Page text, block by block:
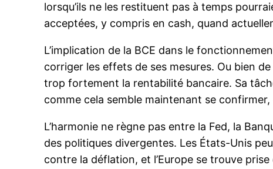
lorsqu’ils ne les restituent pas à temps
acceptées, y compris en cash, quand
L’implication de la BCE dans le
corriger les effets de ses mesures. Ou bien
trop fortement la rentabilité bancaire. Sa
comme cela semble maintenant se
L’harmonie ne règne pas entre la Fed, la
des politiques divergentes. Les États-Unis
contre la déflation, et l’Europe se trouve